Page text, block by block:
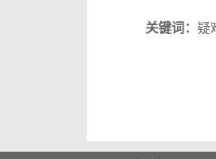
关键词： 疑